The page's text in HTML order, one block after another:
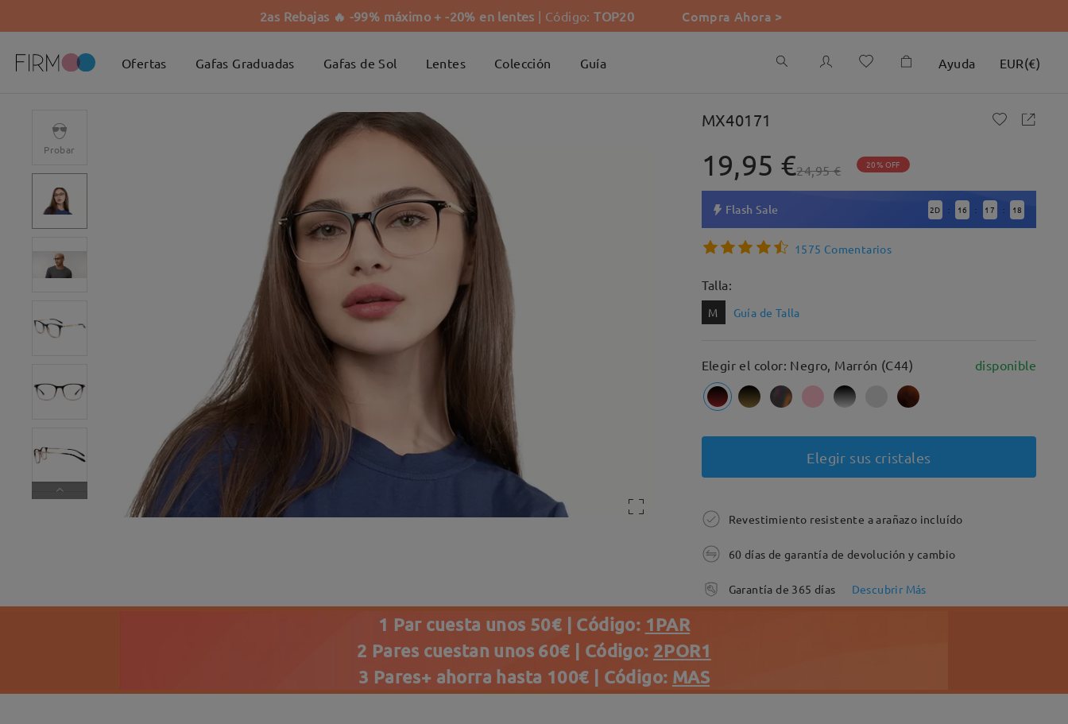
2as Rebajas 🔥 -99% máximo + -20% en lentes | Código:TOP20 Compra Ahora >
Ofertas Gafas Graduadas Gafas de Sol Lentes Colección Guía Ayuda EUR(€)
Probar
MX40171
19,95 €24,95 € 20% OFF
Flash Sale 2D : 16 : 17 : 17
1575 Comentarios
Talla:
M Guía de Talla
Elegir el color: Negro, Marrón (C44) disponible
Elegir sus cristales
Revestimiento resistente a arañazo incluído
60 días de garantía de devolución y cambio
Garantía de 365 días Descubrir Más
1 Par cuesta unos 50€ | Código: 1PAR
2 Pares cuestan unos 60€ | Código: 2POR1
3 Pares+ ahorra hasta 100€ | Código: MAS